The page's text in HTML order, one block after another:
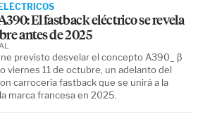
El fastback eléctrico se revela
antes de 2025
previsto desvelar el concepto A390_ β
viernes 11 de octubre, un adelanto del
carrocería fastback que se unirá a la
marca francesa en 2025.